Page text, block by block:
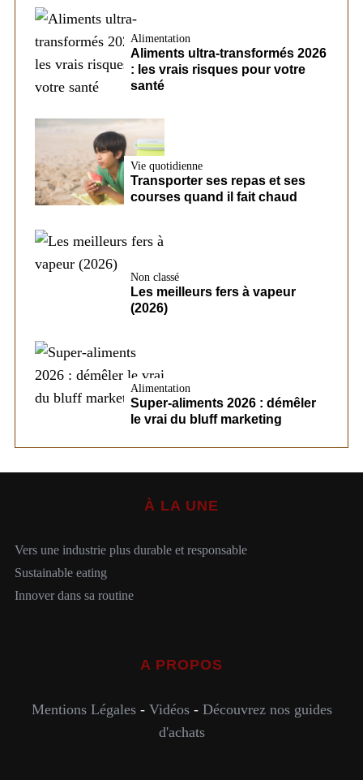
Alimentation
Aliments ultra-transformés 2026
: les vrais risques pour votre
santé
Vie quotidienne
Transporter ses repas et ses
courses quand il fait chaud
Non classé
Les meilleurs fers à vapeur
(2026)
Alimentation
Super-aliments 2026 : démêler
le vrai du bluff marketing
À LA UNE
Vers une industrie plus durable et responsable
Sustainable eating
Innover dans sa routine
A PROPOS
Mentions Légales- Vidéos- Découvrez nos guides
d'achats